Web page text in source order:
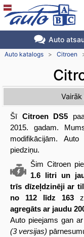
Auto
Auto katalogs > Citroen
Šī Citroen DS5
2015. gadam.
modifikācijām.
piedziņu.
Šim Citroen
1.6 litri un
trīs dīzeļdzinēji ar
no 112 līdz 163
agregāts ar jaudu
Auto pieejams gan
(3 versijas)